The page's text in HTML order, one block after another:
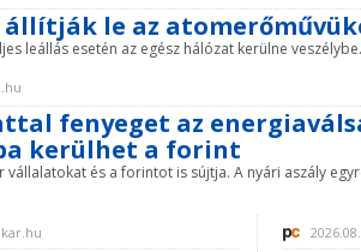
állítják le az
leállás esetén az egész hálózat kerülne
fenyeget az
kerülhet a forint
vállalatokat és a forintot is sújtja. A nyári aszály